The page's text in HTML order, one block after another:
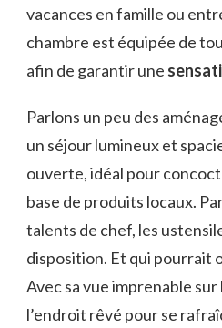
vacances en famille ou
chambre est équipée de
afin de garantir une
Parlons un peu des
un séjour lumineux et
ouverte, idéal pour
base de produits locaux.
talents de chef, les
disposition. Et qui pourrait
Avec sa vue imprenable sur
l’endroit rêvé pour se